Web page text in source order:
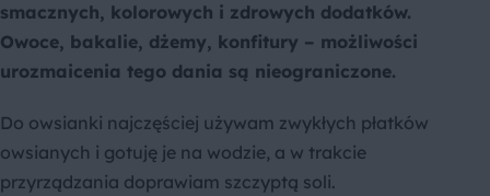
smacznych, kolorowych i zdrowych dodatków.
Owoce, bakalie, dżemy, konfitury – możliwości
urozmaicenia tego dania są nieograniczone.
Do owsianki najczęściej używam zwykłych płatków
owsianych i gotuję je na wodzie, a w trakcie
przyrządzania doprawiam szczyptą soli.